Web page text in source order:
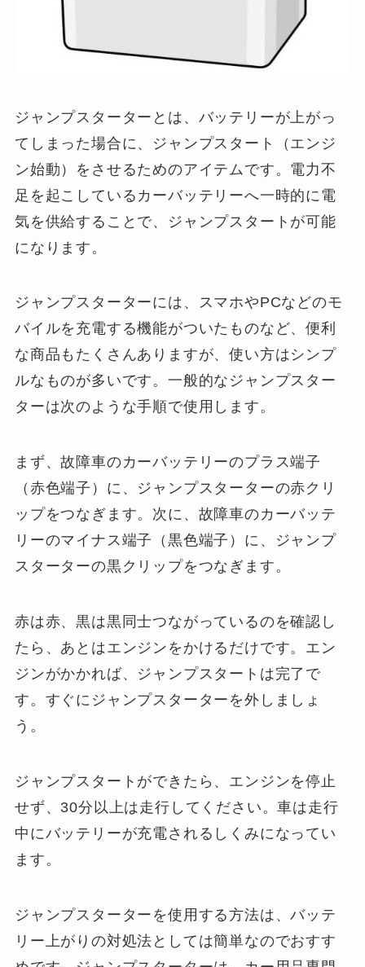
ジャンプスターターとは、バッテリーが上がっ
てしまった場合に、ジャンプスタート（エンジ
ン始動）をさせるためのアイテムです。電力不
足を起こしているカーバッテリーへ一時的に電
気を供給することで、ジャンプスタートが可能
になります。
ジャンプスターターには、スマホやPCなどのモ
バイルを充電する機能がついたものなど、便利
な商品もたくさんありますが、使い方はシンプ
ルなものが多いです。一般的なジャンプスター
ターは次のような手順で使用します。
まず、故障車のカーバッテリーのプラス端子
（赤色端子）に、ジャンプスターターの赤クリ
ップをつなぎます。次に、故障車のカーバッテ
リーのマイナス端子（黒色端子）に、ジャンプ
スターターの黒クリップをつなぎます。
赤は赤、黒は黒同士つながっているのを確認し
たら、あとはエンジンをかけるだけです。エン
ジンがかかれば、ジャンプスタートは完了で
す。すぐにジャンプスターターを外しましょ
う。
ジャンプスタートができたら、エンジンを停止
せず、30分以上は走行してください。車は走行
中にバッテリーが充電されるしくみになってい
ます。
ジャンプスターターを使用する方法は、バッテ
リー上がりの対処法としては簡単なのでおすす